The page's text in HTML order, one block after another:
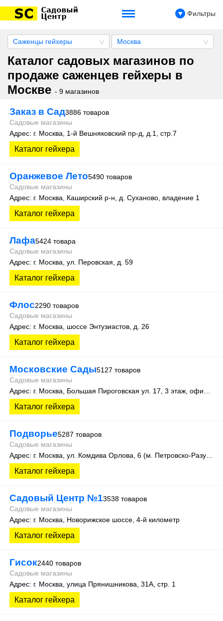
Фильтры
Саженцы гейхеры Москва
Каталог садовых магазинов по
продаже саженцев гейхеры в
Москве - 9 магазинов
Заказ в Сад3886 товаров
Садовые магазины
Адрес: г. Москва, 1-й Вешняковский пр-д, д.1, стр.7
Каталог гейхера
Оранжевое Лето5490 товаров
Садовые магазины
Адрес: г. Москва, Каширский р-н, д. Суханово, владение 1
Каталог гейхера
Лафа5424 товара
Садовые магазины
Адрес: г. Москва, ул. Перовская, д. 59
Каталог гейхера
Флос2290 товаров
Садовые магазины
Адрес: г. Москва, шоссе Энтузиастов, д. 26
Каталог гейхера
Московские Сады5127 товаров
Садовые магазины
Каталог гейхера
Подворье5287 товаров
Садовые магазины
Каталог гейхера
Садовый Центр №13538 товаров
Садовые магазины
Адрес: г. Москва, Новорижское шоссе, 4-й километр
Каталог гейхера
Гисок2440 товаров
Садовые магазины
Адрес: г. Москва, улица Прянишникова, 31А, стр. 1
Каталог гейхера